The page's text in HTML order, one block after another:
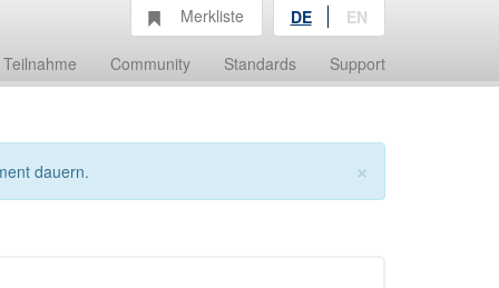
Teilnahme Community Standards Support
Merkliste DE EN
×
dauern.